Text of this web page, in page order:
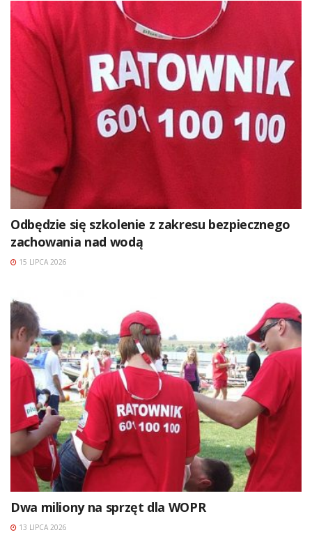
Odbędzie się szkolenie z zakresu bezpiecznego
zachowania nad wodą
15 LIPCA 2026
Dwa miliony na sprzęt dla WOPR
13 LIPCA 2026